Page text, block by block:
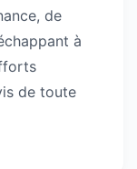
de
à
de toute